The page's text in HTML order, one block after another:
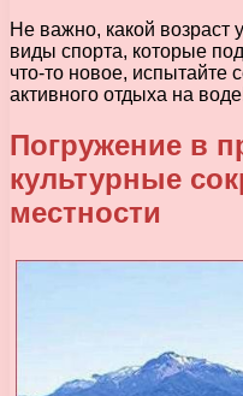
Не важно, какой возраст
виды спорта, которые
что-то новое, испытайте
активного отдыха на
Погружение в
культурные
местности